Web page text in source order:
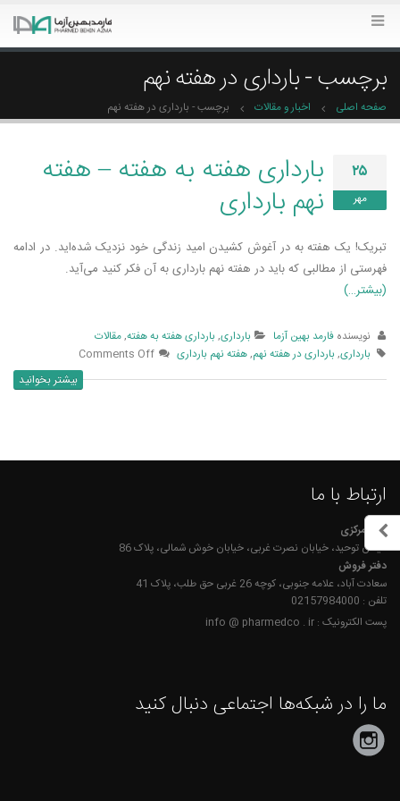
برچسب - بارداری در هفته نهم
صفحه اصلی اخبار و مقالات برچسب - بارداری در هفته نهم
۲۵
مهر
بارداری هفته به هفته – هفته
نهم بارداری
تبریک! یک هفته به در آغوش کشیدن امید زندگی خود نزدیک شده‌­اید. در ادامه
فهرستی از مطالبی که باید در هفته نهم بارداری به آن فکر کنید می­‌آید.
(بیشتر…)
نویسنده فارمد بهین آزما بارداری, بارداری هفته به هفته,مقالات
بارداری, بارداری در هفته نهم,هفته نهم بارداری Comments Off
بیشتر بخوانید
ارتباط با ما
دفتر مرکزی
میدان توحید، خیابان نصرت غربی، خیابان خوش شمالی، پلاک 86
دفتر فروش
سعادت آباد، علامه جنوبی، کوچه 26 غربی حق طلب، پلاک 41
تلفن : 02157984000
پست الکترونیک : info @ pharmedco . ir
ما را در شبکه‌ها اجتماعی دنبال کنید